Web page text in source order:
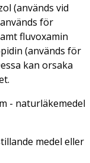
(används vid
för
fluvoxamin
(används för
kan orsaka
- naturläkemedel
medel eller